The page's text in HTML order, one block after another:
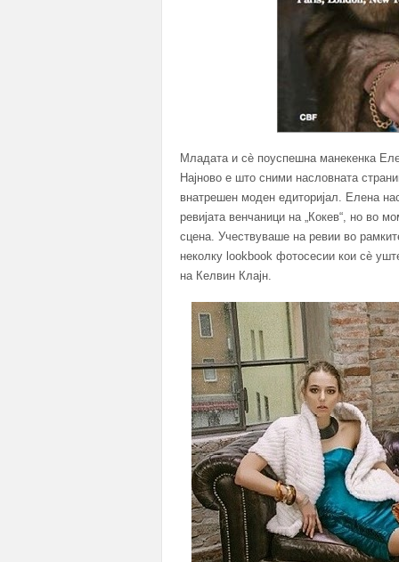
Младата и сè поуспешна манекенка
Најново е што сними насловната
внатрешен моден едиторијал. Елена
ревијата венчаници на „Кокев“, но во
сцена. Учествуваше на ревии во
неколку lookbook фотосесии кои сè
на Келвин Клајн.